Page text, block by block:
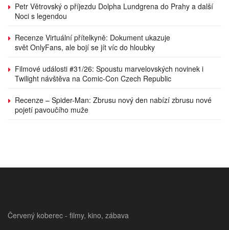
Petr Větrovský o příjezdu Dolpha Lundgrena do Prahy a další
Noci s legendou
Recenze Virtuální přítelkyně: Dokument ukazuje
svět OnlyFans, ale bojí se jít víc do hloubky
Filmové události #31/26: Spoustu marvelovských novinek i
Twilight návštěva na Comic-Con Czech Republic
Recenze – Spider-Man: Zbrusu nový den nabízí zbrusu nové
pojetí pavoučího muže
Červený koberec - filmy, kino, zábava